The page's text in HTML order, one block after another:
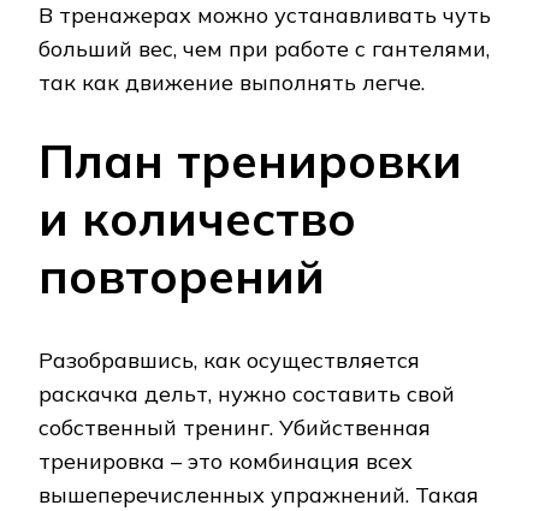
В тренажерах можно устанавливать чуть
больший вес, чем при работе с гантелями,
так как движение выполнять легче.
План тренировки
и количество
повторений
Разобравшись, как осуществляется
раскачка дельт, нужно составить свой
собственный тренинг. Убийственная
тренировка – это комбинация всех
вышеперечисленных упражнений. Такая